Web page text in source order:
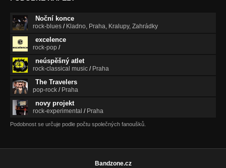
Noční konce
rock-blues / Kladno, Praha, Kralupy, Zahrádky
excelence
rock-pop /
neúspěšný atlet
rock-classical music / Praha
The Travelers
pop-rock / Praha
novy projekt
rock-experimental / Praha
Podobnost se určuje podle počtu společných fanoušků.
Bandzone.cz